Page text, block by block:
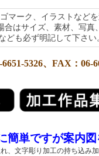
マーク、イラストなど
材、写真、ブラン
ども必ず明記して下さい
5326、FAX：
簡単ですが案内図
、文字彫り加工の持ち込み